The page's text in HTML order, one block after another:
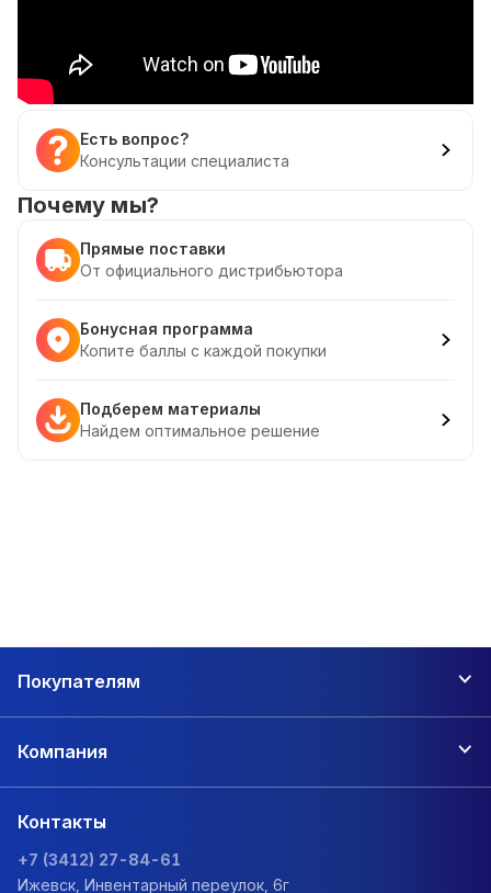
Есть вопрос?
Консультации специалиста
Почему мы?
Прямые поставки
От официального дистрибьютора
Бонусная программа
Копите баллы с каждой покупки
Подберем материалы
Найдем оптимальное решение
Покупателям
Компания
Контакты
+7 (3412) 27-84-61
Ижевск, Инвентарный переулок, 6г